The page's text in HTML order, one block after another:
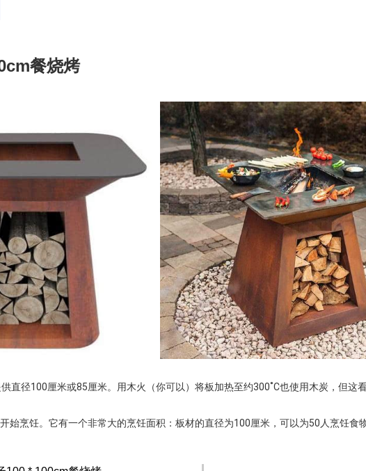
餐烧烤
直径100厘米或85厘米。用木火（你可以）将板加热至约300˚C也使用木炭，但这
始烹饪。它有一个非常大的烹饪面积：板材的直径为100厘米，可以为50人烹饪食物